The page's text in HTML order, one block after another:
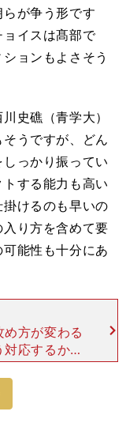
が争う形です
イスは髙部で
ョンもよさそう
史礁（青学大）
うですが、どん
っかり振ってい
する能力も高い
けるのも早いの
り方を含めて要
能性も十分にあ
方が変わる
応するかが
一の懸念点
本的にファ